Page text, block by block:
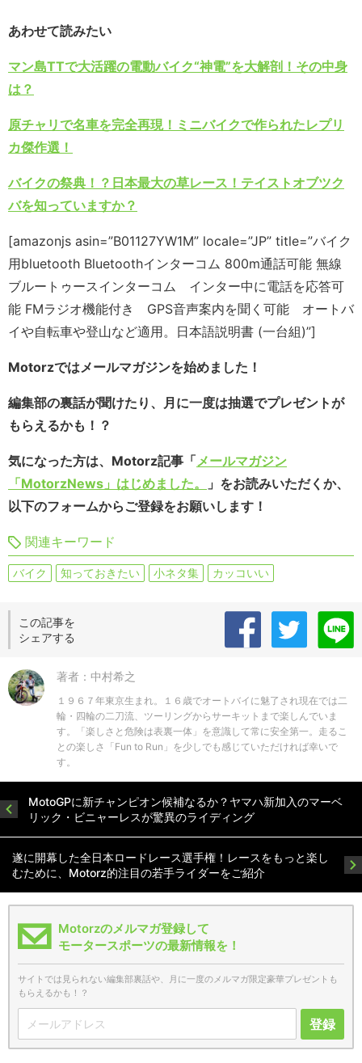
あわせて読みたい
マン島TTで大活躍の電動バイク“神電”を大解剖！その中身
は？
原チャリで名車を完全再現！ミニバイクで作られたレプリ
カ傑作選！
バイクの祭典！？日本最大の草レース！テイストオブツク
バを知っていますか？
[amazonjs asin=”B01127YW1M” locale=”JP” title=”バイク
用bluetooth Bluetoothインターコム 800m通話可能 無線
ブルートゥースインターコム インター中に電話を応答可
能 FMラジオ機能付き GPS音声案内を聞く可能 オートバ
イや自転車や登山など適用。日本語説明書 (一台組)”]
Motorzではメールマガジンを始めました！
編集部の裏話が聞けたり、月に一度は抽選でプレゼントが
もらえるかも！？
気になった方は、Motorz記事「メールマガジン
「MotorzNews」はじめました。
」をお読みいただくか、
以下のフォームからご登録をお願いします！
関連キーワード
バイク 知っておきたい 小ネタ集 カッコいい
この記事を
シェアする
著者：中村希之
１９６７年東京生まれ。１６歳でオートバイに魅了され現在では二
輪・四輪の二刀流、ツーリングからサーキットまで楽しんでいま
す。「楽しさと危険は表裏一体」を意識して常に安全第一。走るこ
との楽しさ「Fun to Run」を少しでも感じていただければ幸いで
す。
MotoGPに新チャンピオン候補なるか？ヤマハ新加入のマーベ
リック・ビニャーレスが驚異のライディング
遂に開幕した全日本ロードレース選手権！レースをもっと楽し
むために、Motorz的注目の若手ライダーをご紹介
Motorzのメルマガ登録して
モータースポーツの最新情報を！
サイトでは見られない編集部裏話や、月に一度のメルマガ限定豪華プレゼントも
もらえるかも！？
登録